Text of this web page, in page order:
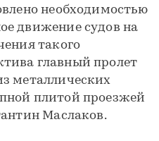
необходимостью
движение судов на
такого
главный пролет
металлических
плитой проезжей
Маслаков.